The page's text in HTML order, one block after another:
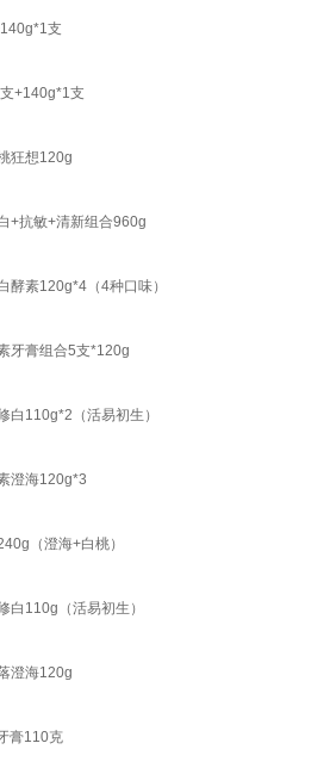
支
+140g*1支
狂想120g
+抗敏+清新组合960g
酵素120g*4（4种口味）
牙膏组合5支*120g
白110g*2（活易初生）
澄海120g*3
（澄海+白桃）
110g（活易初生）
澄海120g
膏110克